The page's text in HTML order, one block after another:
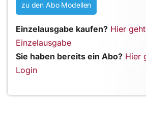
zu den Abo Modellen
Einzelausgabe kaufen? Hier
Einzelausgabe
Sie haben bereits ein Abo? Hier
Login